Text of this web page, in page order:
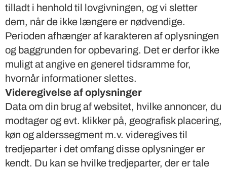
tilladt i henhold til lovgivningen, og vi sletter
dem, når de ikke længere er nødvendige.
Perioden afhænger af karakteren af oplysningen
og baggrunden for opbevaring. Det er derfor ikke
muligt at angive en generel tidsramme for,
hvornår informationer slettes.
Videregivelse af oplysninger
Data om din brug af websitet, hvilke annoncer, du
modtager og evt. klikker på, geografisk placering,
køn og alderssegment m.v. videregives til
tredjeparter i det omfang disse oplysninger er
kendt. Du kan se hvilke tredjeparter, der er tale